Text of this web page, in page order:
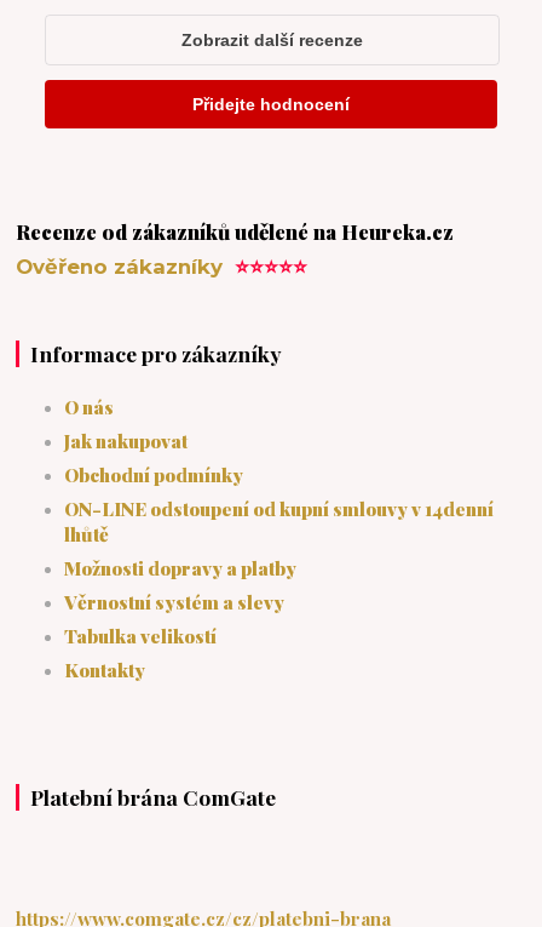
Recenze od zákazníků udělené na Heureka.cz
Ověřeno zákazníky⭐⭐⭐⭐⭐
Informace pro zákazníky
O nás
Jak nakupovat
Obchodní podmínky
ON-LINE odstoupení od kupní smlouvy v 14denní
lhůtě
Možnosti dopravy a platby
Věrnostní systém a slevy
Tabulka velikostí
Kontakty
Platební brána ComGate
https://www.comgate.cz/cz/platebni-brana